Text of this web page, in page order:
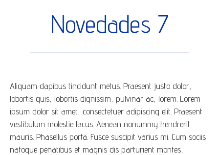
Novedades 7
Aliquam dapibus tincidunt metus. Praesent justo dolor,
lobortis quis, lobortis dignissim, pulvinar ac, lorem. Lorem
ipsum dolor sit amet, consectetuer adipiscing elit. Praesent
vestibulum molestie lacus. Aenean nonummy hendrerit
mauris. Phasellus porta. Fusce suscipit varius mi. Cum sociis
natoque penatibus et magnis dis parturient montes,